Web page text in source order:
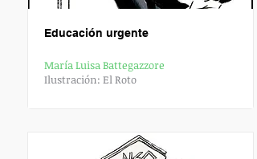
Educación urgente
María Luisa Battegazzore
Ilustración: El Roto